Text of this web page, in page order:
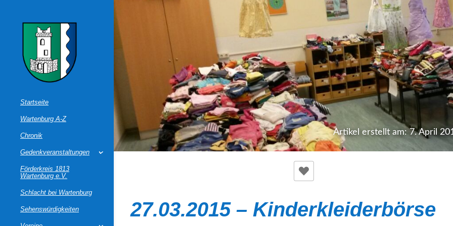
Startseite
Wartenburg A-Z
Chronik
Gedenkveranstaltungen
Förderkreis 1813
Wartenburg e.V.
Schlacht bei Wartenburg
Sehenswürdigkeiten
Artikel erstellt am: 7. April
27.03.2015 – Kinderkleiderbörse